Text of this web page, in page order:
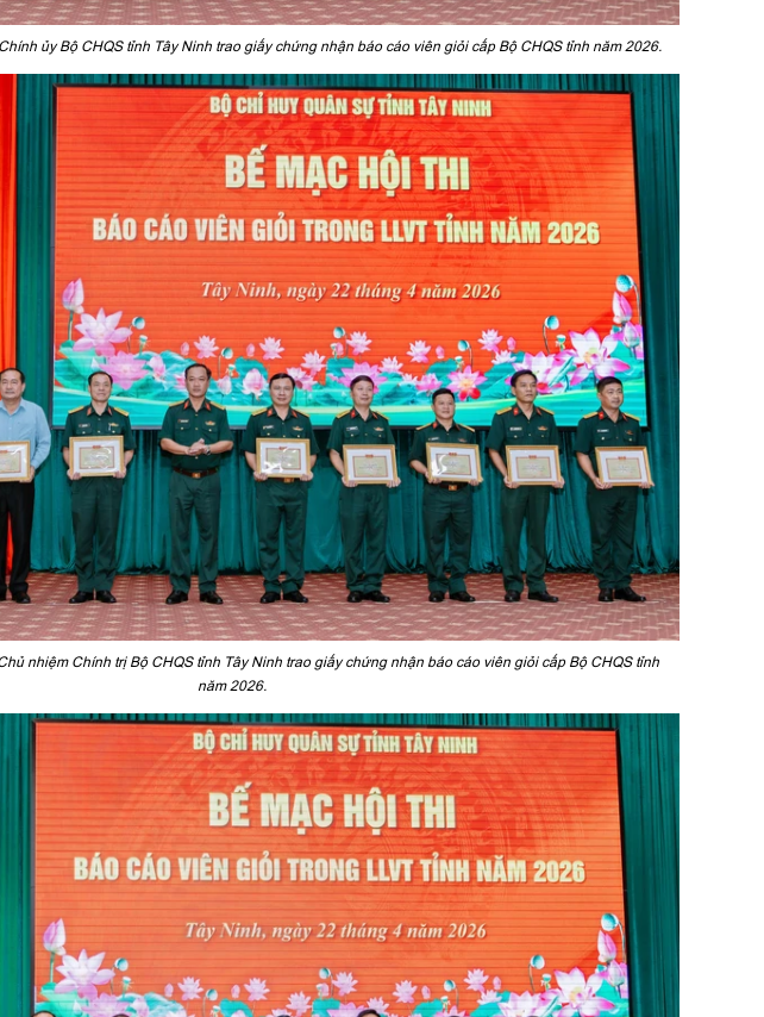
ủy Bộ CHQS tỉnh Tây Ninh trao giấy chứng nhận báo cáo viên giỏi cấp Bộ CHQS tỉnh năm 2026.
nhiệm Chính trị Bộ CHQS tỉnh Tây Ninh trao giấy chứng nhận báo cáo viên giỏi cấp Bộ CHQS tỉnh
năm 2026.